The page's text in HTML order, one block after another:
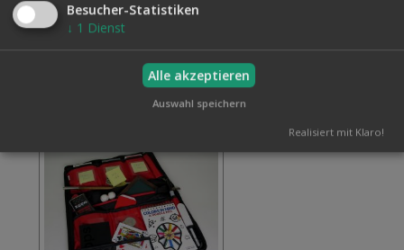
Verwandte Artikel Alle auswählen
Besucher-Statistiken
↓ 1 Dienst
Alle akzeptieren
Auswahl speichern
Realisiert mit Klaro!